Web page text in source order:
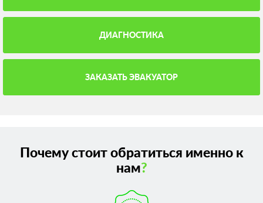
ДИАГНОСТИКА
ЗАКАЗАТЬ ЭВАКУАТОР
Почему стоит обратиться именно к
нам?